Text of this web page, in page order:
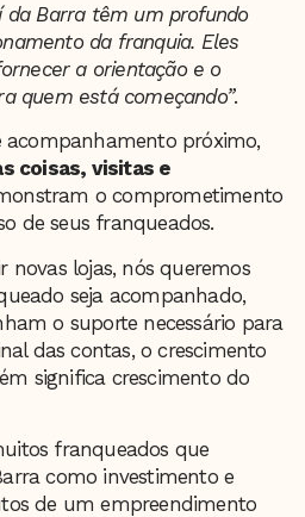
da Barra têm um profundo
da franquia. Eles
a orientação e o
quem está começando”.
acompanhamento próximo,
coisas, visitas e
o comprometimento
de seus franqueados.
lojas, nós queremos
seja acompanhado,
o suporte necessário para
das contas, o crescimento
significa crescimento do
franqueados que
como investimento e
de um empreendimento